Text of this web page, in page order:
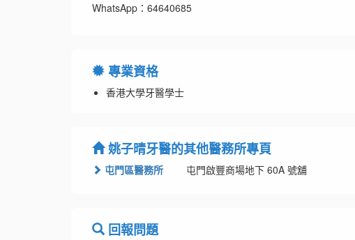
WhatsApp：64640685
專業資格
香港大學牙醫學士
姚子晴牙醫的其他醫務所專頁
屯門區醫務所 屯門啟豐商場地下 60A 號舖
回報問題